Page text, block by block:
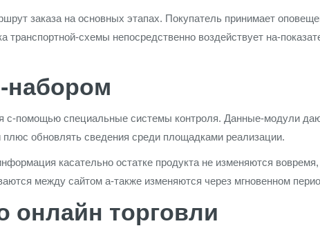
заказа на основных этапах. Покупатель принимает
транспортной-схемы непосредственно воздействует на-
набором
с-помощью специальные системы контроля. Данные-модули
плюс обновлять сведения среди площадками реализации.
касательно остатке продукта не изменяются
между сайтом а-также изменяются через мгновенном
онлайн торговли